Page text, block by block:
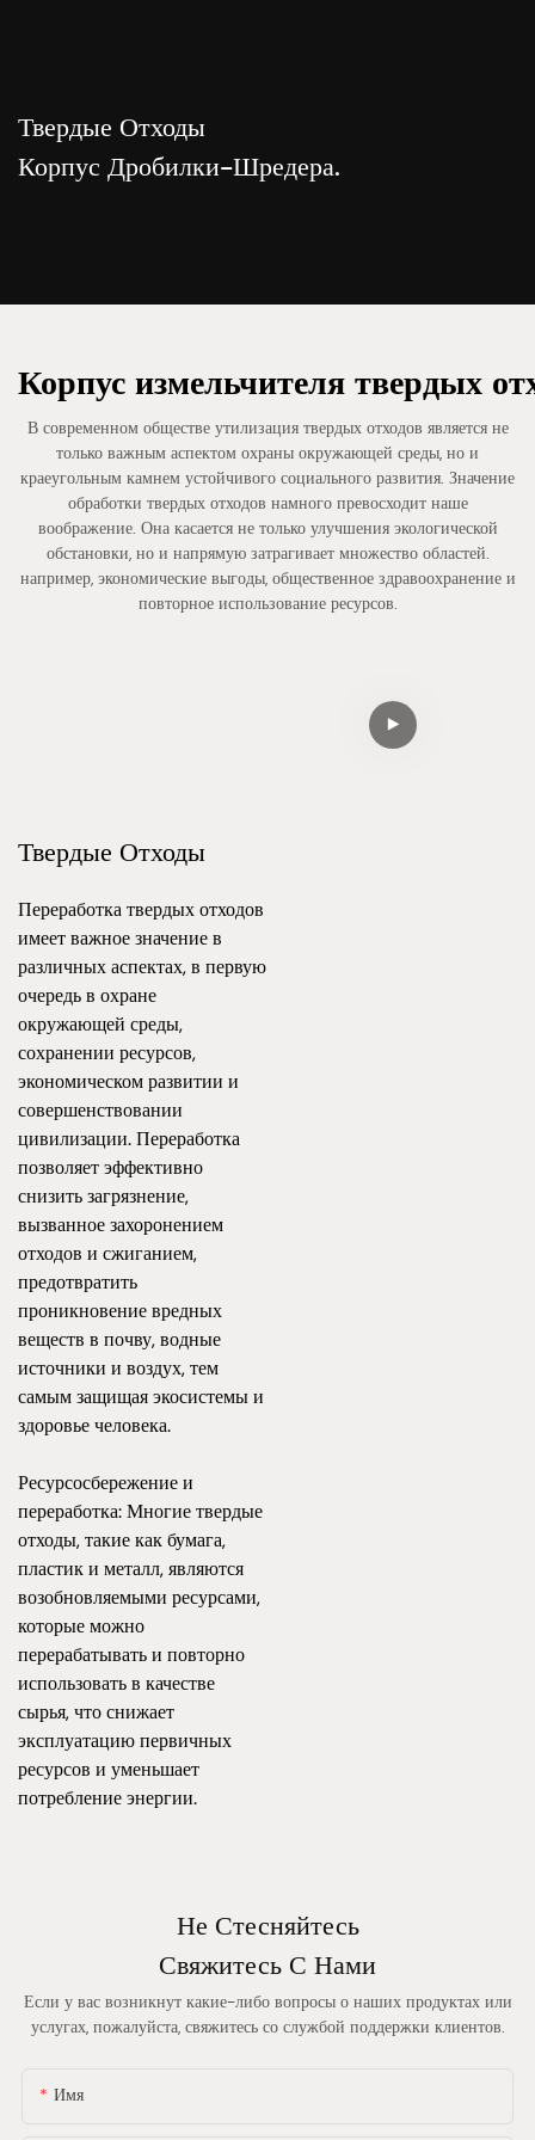
Твердые Отходы
Корпус Дробилки-Шредера.
Корпус измельчителя твердых
В современном обществе утилизация твердых отходов является не
только важным аспектом охраны окружающей среды, но и
краеугольным камнем устойчивого социального развития. Значение
обработки твердых отходов намного превосходит наше
воображение. Она касается не только улучшения экологической
обстановки, но и напрямую затрагивает множество областей.
например, экономические выгоды, общественное здравоохранение и
повторное использование ресурсов.
Твердые Отходы
Переработка твердых отходов
имеет важное значение в
различных аспектах, в первую
очередь в охране
окружающей среды,
сохранении ресурсов,
экономическом развитии и
совершенствовании
цивилизации. Переработка
позволяет эффективно
снизить загрязнение,
вызванное захоронением
отходов и сжиганием,
предотвратить
проникновение вредных
веществ в почву, водные
источники и воздух, тем
самым защищая экосистемы и
здоровье человека.
Ресурсосбережение и
переработка: Многие твердые
отходы, такие как бумага,
пластик и металл, являются
возобновляемыми ресурсами,
которые можно
перерабатывать и повторно
использовать в качестве
сырья, что снижает
эксплуатацию первичных
ресурсов и уменьшает
потребление энергии.
Не Стесняйтесь
Свяжитесь С Нами
Если у вас возникнут какие-либо вопросы о наших продуктах или
услугах, пожалуйста, свяжитесь со службой поддержки клиентов.
Имя